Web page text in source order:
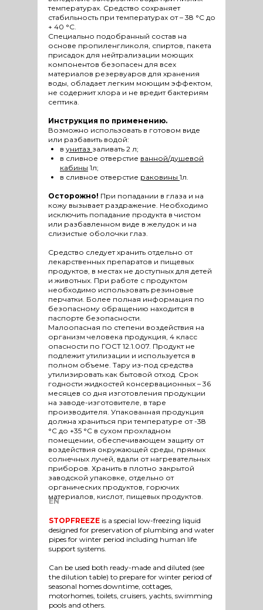
температурах. Средство сохраняет
стабильность при температурах от – 38 °С до
+ 40 °С.
Специально подобранный состав на
основе пропиленгликоля, спиртов, пакета
присадок для нейтрализации моющих
компонентов безопасен для всех
материалов резервуаров для хранения
воды, обладает легким моющим эффектом,
не содержит хлора и не вредит бактериям
септика.
Инструкция по применению.
Возможно использовать в готовом виде
или разбавить водой:
в унитаз заливать 2 л;
в сливное отверстие ванной/душевой
кабины 1л;
в сливное отверстие раковины 1л.
Осторожно! При попадании в глаза и на
кожу вызывает раздражение. Необходимо
исключить попадание продукта в чистом
или разбавленном виде в желудок и на
слизистые оболочки глаз.
Средство следует хранить отдельно от
лекарственных препаратов и пищевых
продуктов, в местах не доступных для детей
и животных. При работе с продуктом
необходимо использовать резиновые
перчатки. Более полная информация по
безопасному обращению находится в
паспорте безопасности.
Малоопасная по степени воздействия на
организм человека продукция, 4 класс
опасности по ГОСТ 12.1.007. Продукт не
подлежит утилизации и используется в
полном объеме. Тару из-под средства
утилизировать как бытовой отход. Срок
годности жидкостей консервационных – 36
месяцев со дня изготовления продукции
на заводе-изготовителе, в таре
производителя. Упакованная продукция
должна храниться при температуре от -38
°С до +35 °С в сухом прохладном
помещении, обеспечивающем защиту от
воздействия окружающей среды, прямых
солнечных лучей, вдали от нагревательных
приборов. Хранить в плотно закрытой
заводской упаковке, отдельно от
органических продуктов, горючих
материалов, кислот, пищевых продуктов.
STOPFREEZE is a special low-freezing liquid
designed for preservation of plumbing and water
pipes for winter period including human life
support systems.
Can be used both ready-made and diluted (see
the dilution table) to prepare for winter period of
seasonal homes downtime, cottages,
motorhomes, toilets, cruisers, yachts, swimming
pools and others.
EN